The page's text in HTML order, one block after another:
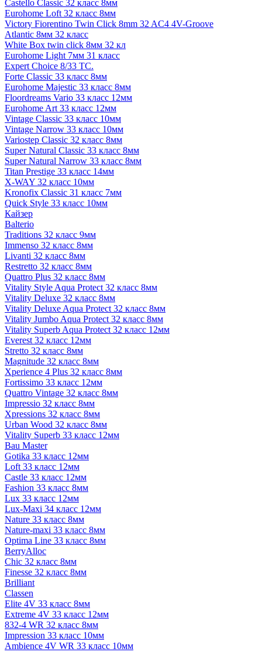
Castello Classic 32 класс 8мм
Eurohome Loft 32 класс 8мм
Victory Fiorentino Twin Click 8mm 32 AC4 4V-Groove
Atlantic 8мм 32 класс
White Box twin click 8мм 32 кл
Eurohome Light 7мм 31 класс
Expert Choice 8/33 TC.
Forte Classic 33 класс 8мм
Eurohome Majestic 33 класс 8мм
Floordreams Vario 33 класс 12мм
Eurohome Art 33 класс 12мм
Vintage Classic 33 класс 10мм
Vintage Narrow 33 класс 10мм
Variostep Classic 32 класс 8мм
Super Natural Classic 33 класс 8мм
Super Natural Narrow 33 класс 8мм
Titan Prestige 33 класс 14мм
X-WAY 32 класс 10мм
Kronofix Classic 31 класс 7мм
Quick Style 33 класс 10мм
Кайзер
Balterio
Traditions 32 класс 9мм
Immenso 32 класс 8мм
Livanti 32 класс 8мм
Restretto 32 класс 8мм
Quattro Plus 32 класс 8мм
Vitality Style Aqua Protect 32 класс 8мм
Vitality Deluxe 32 класс 8мм
Vitality Deluxe Aqua Protect 32 класс 8мм
Vitality Jumbo Aqua Protect 32 класс 8мм
Vitality Superb Aqua Protect 32 класс 12мм
Everest 32 класс 12мм
Stretto 32 класс 8мм
Magnitude 32 класс 8мм
Xperience 4 Plus 32 класс 8мм
Fortissimo 33 класс 12мм
Quattro Vintage 32 класс 8мм
Impressio 32 класс 8мм
Xpressions 32 класс 8мм
Urban Wood 32 класс 8мм
Vitality Superb 33 класс 12мм
Bau Master
Gotika 33 класс 12мм
Loft 33 класс 12мм
Castle 33 класс 12мм
Fashion 33 класс 8мм
Lux 33 класс 12мм
Lux-Maxi 34 класс 12мм
Nature 33 класс 8мм
Nature-maxi 33 класс 8мм
Optima Line 33 класс 8мм
BerryAlloc
Chic 32 класс 8мм
Finesse 32 класс 8мм
Brilliant
Classen
Elite 4V 33 класс 8мм
Extreme 4V 33 класс 12мм
832-4 WR 32 класс 8мм
Impression 33 класс 10мм
Ambience 4V WR 33 класс 10мм